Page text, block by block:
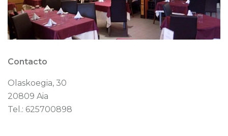
Contacto
Olaskoegia, 30
20809 Aia
Tel.: 625700898